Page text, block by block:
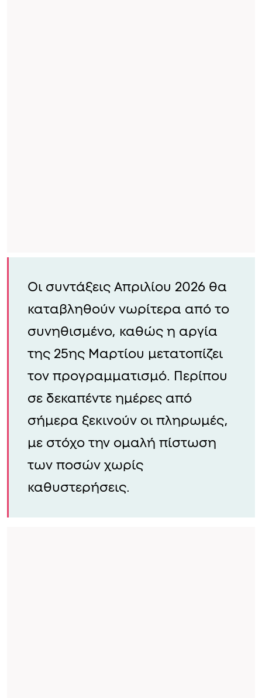
Οι συντάξεις Απριλίου 2026 θα
καταβληθούν νωρίτερα από το
συνηθισμένο, καθώς η αργία
της 25ης Μαρτίου μετατοπίζει
τον προγραμματισμό. Περίπου
σε δεκαπέντε ημέρες από
σήμερα ξεκινούν οι πληρωμές,
με στόχο την ομαλή πίστωση
των ποσών χωρίς
καθυστερήσεις.